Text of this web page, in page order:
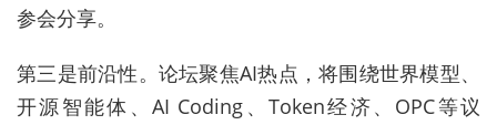
参会分享。
第三是前沿性。论坛聚焦AI热点，将围绕世界模型、
开源智能体、AI Coding、Token经济、OPC等议